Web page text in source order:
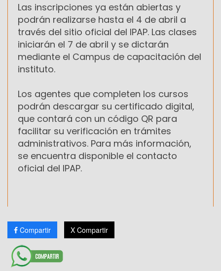
Las inscripciones ya están abiertas y
podrán realizarse hasta el 4 de abril a
través del sitio oficial del IPAP. Las clases
iniciarán el 7 de abril y se dictarán
mediante el Campus de capacitación del
instituto.
Los agentes que completen los cursos
podrán descargar su certificado digital,
que contará con un código QR para
facilitar su verificación en trámites
administrativos. Para más información,
se encuentra disponible el contacto
oficial del IPAP.
Compartir X Compartir